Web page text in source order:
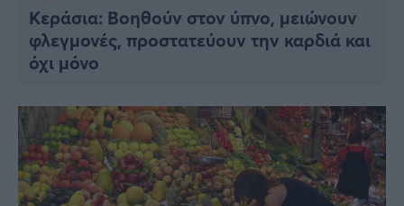
Κεράσια: Βοηθούν στον ύπνο, μειώνουν
φλεγμονές, προστατεύουν την καρδιά και
όχι μόνο